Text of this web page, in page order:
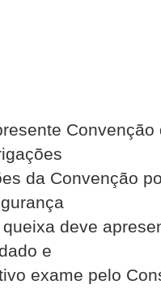
da Convenção
deve
e
exame pelo